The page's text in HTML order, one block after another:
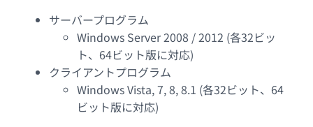
サーバープログラム
Windows Server 2008 / 2012 (各32ビッ
ト、64ビット版に対応)
クライアントプログラム
Windows Vista, 7, 8, 8.1 (各32ビット、64
ビット版に対応)